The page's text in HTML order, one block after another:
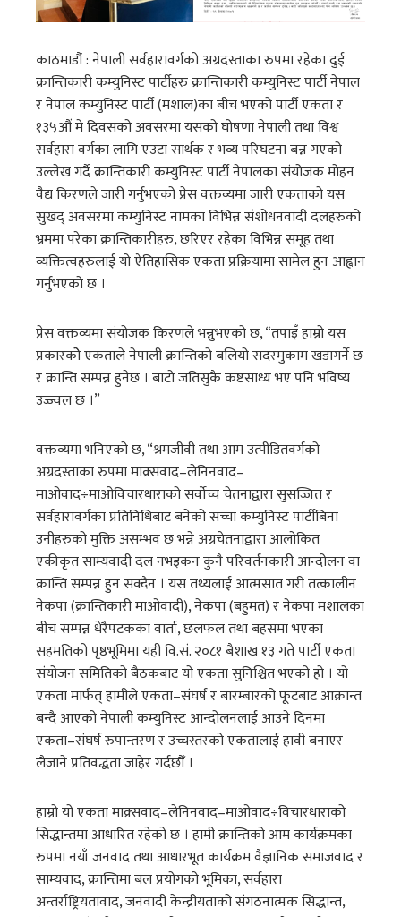
काठमाडौं : नेपाली सर्वहारावर्गको अग्रदस्ताका रुपमा रहेका दुई
क्रान्तिकारी कम्युनिस्ट पार्टीहरु क्रान्तिकारी कम्युनिस्ट पार्टी नेपाल
र नेपाल कम्युनिस्ट पार्टी (मशाल)का बीच भएको पार्टी एकता र
१३५औं मे दिवसको अवसरमा यसको घोषणा नेपाली तथा विश्व
सर्वहारा वर्गका लागि एउटा सार्थक र भव्य परिघटना बन्न गएको
उल्लेख गर्दै क्रान्तिकारी कम्युनिस्ट पार्टी नेपालका संयोजक मोहन
वैद्य किरणले जारी गर्नुभएको प्रेस वक्तव्यमा जारी एकताको यस
सुखद् अवसरमा कम्युनिस्ट नामका विभिन्न संशोधनवादी दलहरुको
भ्रममा परेका क्रान्तिकारीहरु, छरिएर रहेका विभिन्न समूह तथा
व्यक्तित्वहरुलाई यो ऐतिहासिक एकता प्रक्रियामा सामेल हुन आह्वान
गर्नुभएको छ ।
प्रेस वक्तव्यमा संयोजक किरणले भन्नुभएको छ, “तपाइँ हाम्रो यस
प्रकारकोे एकताले नेपाली क्रान्तिको बलियो सदरमुकाम खडागर्ने छ
र क्रान्ति सम्पन्न हुनेछ । बाटो जतिसुकै कष्टसाध्य भए पनि भविष्य
उज्ज्वल छ ।”
वक्तव्यमा भनिएको छ, “श्रमजीवी तथा आम उत्पीडितवर्गको
अग्रदस्ताका रुपमा माक्र्सवाद–लेनिनवाद–
माओवाद÷माओविचारधाराको सर्वाेच्च चेतनाद्वारा सुसज्जित र
सर्वहारावर्गका प्रतिनिधिबाट बनेको सच्चा कम्युनिस्ट पार्टीबिना
उनीहरुको मुक्ति असम्भव छ भन्ने अग्रचेतनाद्वारा आलोकित
एकीकृत साम्यवादी दल नभइकन कुनै परिवर्तनकारी आन्दोलन वा
क्रान्ति सम्पन्न हुन सक्दैन । यस तथ्यलाई आत्मसात गरी तत्कालीन
नेकपा (क्रान्तिकारी माओवादी), नेकपा (बहुमत) र नेकपा मशालका
बीच सम्पन्न धेरैपटकका वार्ता, छलफल तथा बहसमा भएका
सहमतिको पृष्ठभूमिमा यही वि.सं. २०८१ बैशाख १३ गते पार्टी एकता
संयोजन समितिको बैठकबाट यो एकता सुनिश्चित भएको हो । यो
एकता मार्फत् हामीले एकता–संघर्ष र बारम्बारको फूटबाट आक्रान्त
बन्दै आएको नेपाली कम्युनिस्ट आन्दोलनलाई आउने दिनमा
एकता–संघर्ष रुपान्तरण र उच्चस्तरको एकतालाई हावी बनाएर
लैजाने प्रतिवद्धता जाहेर गर्दछौँ ।
हाम्रो यो एकता माक्र्सवाद–लेनिनवाद–माओवाद÷विचारधाराको
सिद्धान्तमा आधारित रहेको छ । हामी क्रान्तिको आम कार्यक्रमका
रुपमा नयाँ जनवाद तथा आधारभूत कार्यक्रम वैज्ञानिक समाजवाद र
साम्यवाद, क्रान्तिमा बल प्रयोगको भूमिका, सर्वहारा
अन्तर्राष्ट्रियतावाद, जनवादी केन्द्रीयताको संगठनात्मक सिद्धान्त,